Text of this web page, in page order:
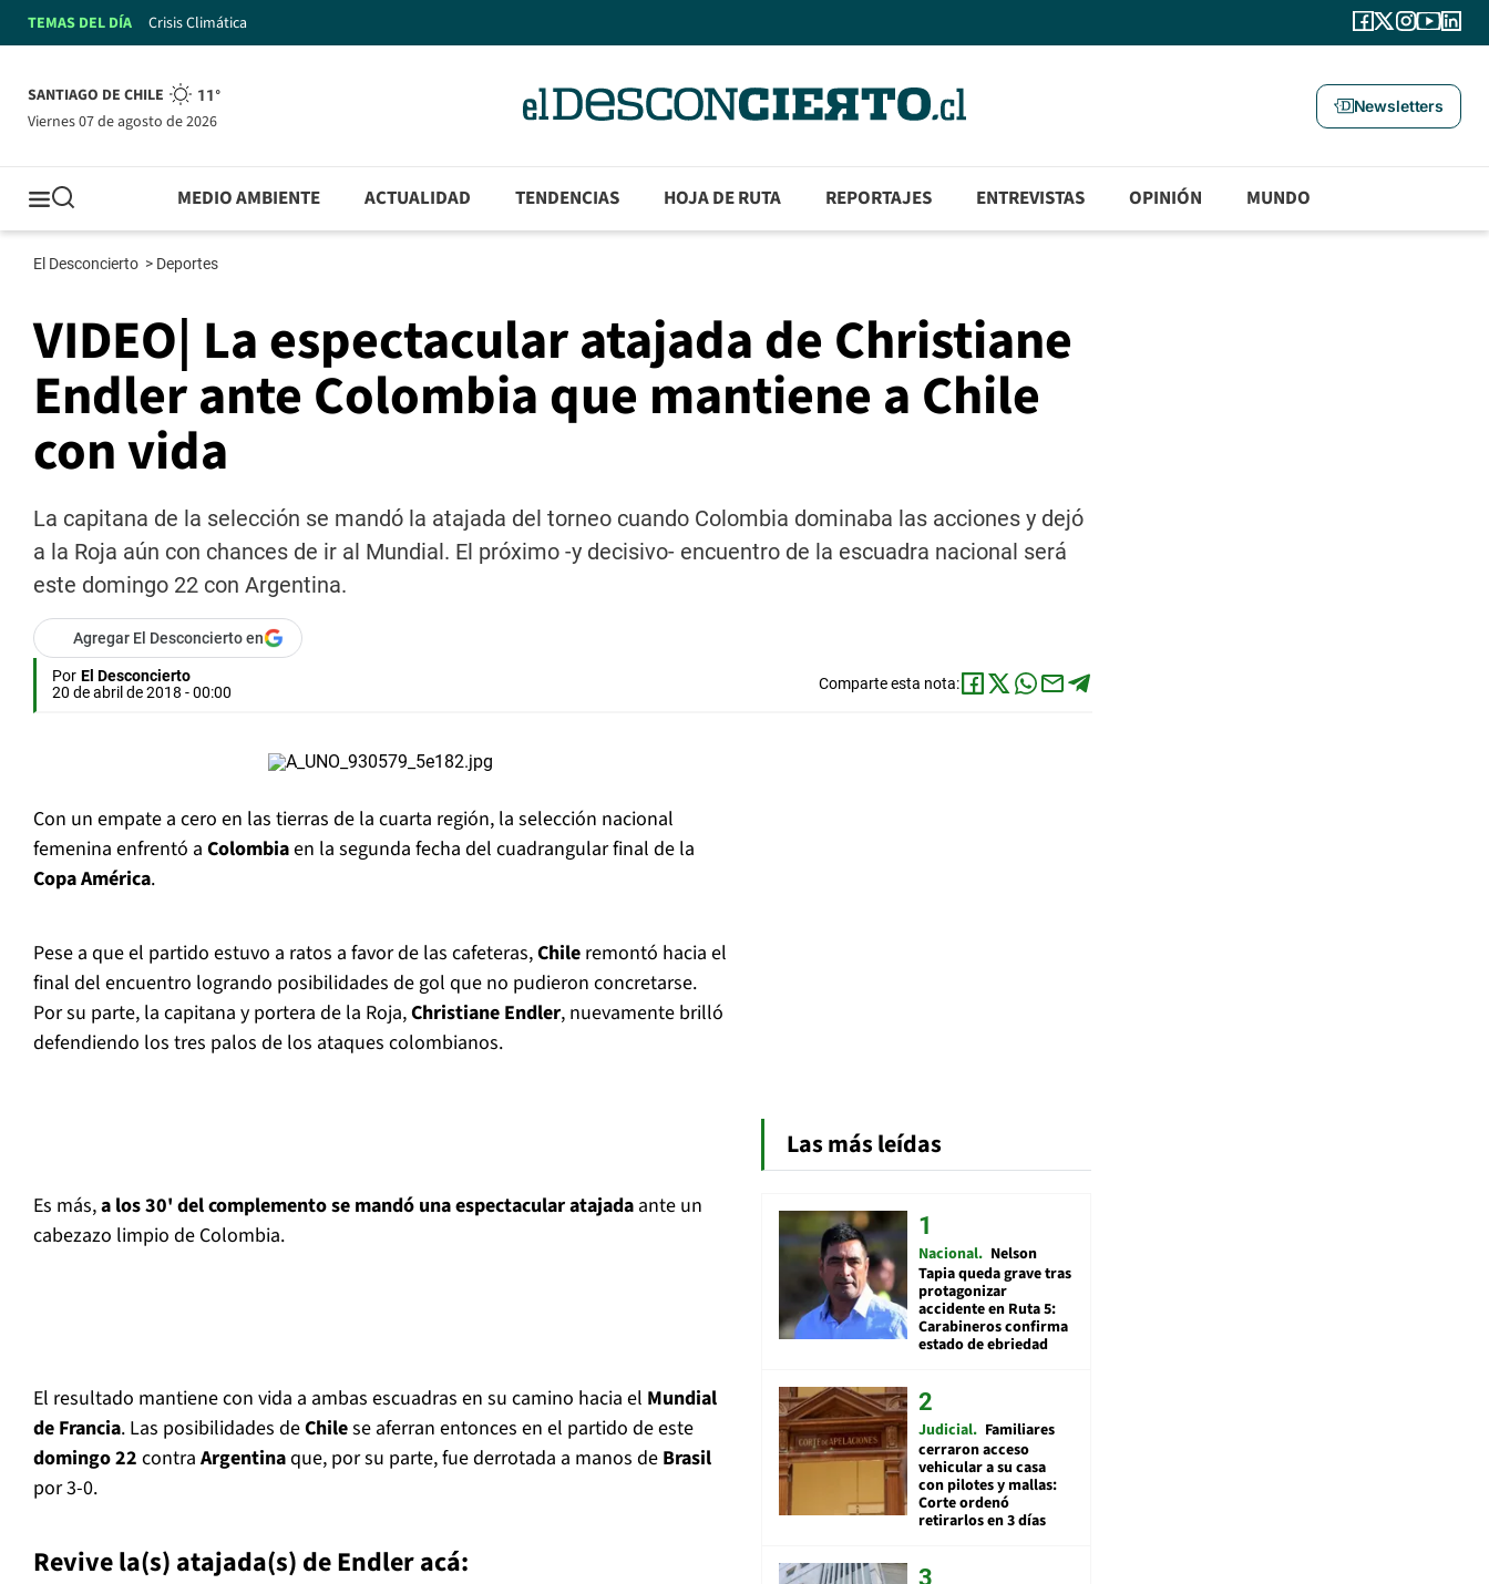
TEMAS DEL DÍA Crisis Climática
SANTIAGO DE CHILE 11°
viernes 07 de agosto de 2026
Newsletters
MEDIO AMBIENTE ACTUALIDAD TENDENCIAS HOJA DE RUTA REPORTAJES ENTREVISTAS OPINIÓN MUNDO
El Desconcierto > Deportes
VIDEO| La espectacular atajada de Christiane
Endler ante Colombia que mantiene a Chile
con vida
La capitana de la selección se mandó la atajada del torneo cuando Colombia dominaba las acciones y dejó
a la Roja aún con chances de ir al Mundial. El próximo -y decisivo- encuentro de la escuadra nacional será
este domingo 22 con Argentina.
Agregar El Desconcierto en
Por El Desconcierto
20 de abril de 2018 - 00:00
Comparte esta nota:
Con un empate a cero en las tierras de la cuarta región, la selección nacional
femenina enfrentó a Colombiaen la segunda fecha del cuadrangular final de la
Copa América.
Pese a que el partido estuvo a ratos a favor de las cafeteras,Chile remontó hacia el
final del encuentro logrando posibilidades de gol que no pudieron concretarse.
Por su parte, la capitana y portera de la Roja,Christiane Endler, nuevamente brilló
defendiendo los tres palos de los ataques colombianos.
Es más,a los 30' del complemento se mandó una espectacular atajada ante un
cabezazo limpio de Colombia.
El resultado mantiene con vida a ambas escuadras en su camino hacia el Mundial
de Francia. Las posibilidades deChilese aferran entonces en el partido de este
domingo 22 contra Argentinaque, por su parte, fue derrotada a manos de Brasil
por 3-0.
Revive la(s) atajada(s) de Endler acá:
Las más leídas
Nacional Nelson
Tapia queda grave tras
protagonizar
accidente en Ruta 5:
Carabineros confirma
estado de ebriedad
Judicial Familiares
cerraron acceso
vehicular a su casa
con pilotes y mallas:
Corte ordenó
retirarlos en 3 días